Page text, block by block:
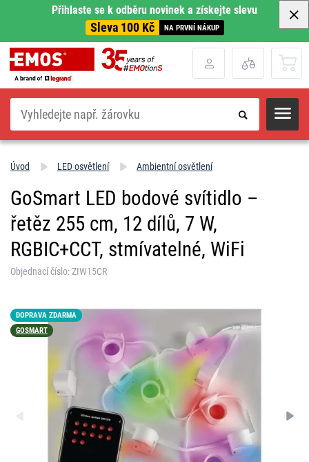
Přihlaste se k odběru novinek a získejte slevu
Sleva 100 Kč NA PRVNÍ NÁKUP
Hledat
Úvod LED osvětlení Ambientní osvětlení
GoSmart LED bodové svítidlo –
řetěz 255 cm, 12 dílů, 7 W,
RGBIC+CCT, stmívatelné, WiFi
Objednací číslo: ZIW15CR
DOPRAVA ZDARMA
GOSMART